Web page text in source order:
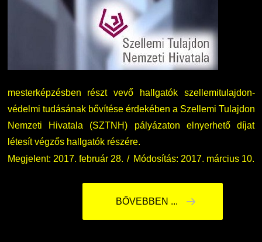
Nemzetközi Lehetőségek
Szolgáltatások
Fordítási Szolgáltatások
GY.I.K.
DUE Hallgatói laptop használati segédlet
Kerpely Antal Szakkollégium KASZK
Átjelentkezőknek
Kapcsolat
TDK/Tehetségnap
Online Studium
Képzési Életpályamodell
Atomerőművi Képzési Bázis
mesterképzésben részt vevő hallgatók szellemitulajdon-
védelmi tudásának bővítése érdekében a Szellemi Tulajdon
Nemzeti Hivatala (SZTNH) pályázaton elnyerhető díjat
létesít végzős hallgatók részére.
Megjelent: 2017. február 28.
Módosítás: 2017. március 10.
BŐVEBBEN ...